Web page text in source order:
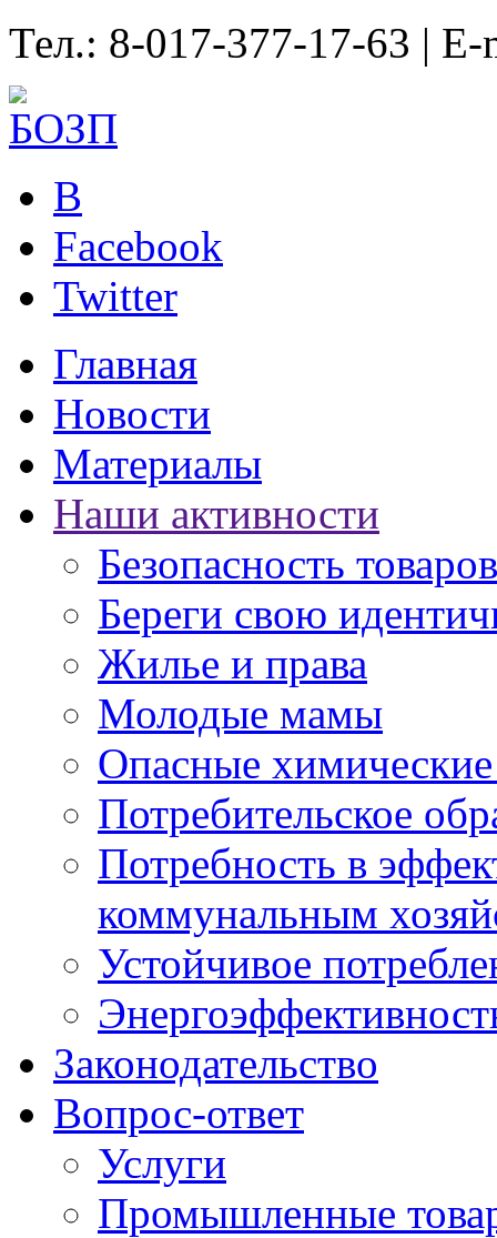
Тел.: 8-017-377-17-63 |
B
Facebook
Twitter
Главная
Новости
Материалы
Наши активности
Безопасность товаров
Береги свою
Жилье и права
Молодые мамы
Опасные
Потребительское
Потребность в
коммунальным
Устойчивое
Законодательство
Вопрос-ответ
Услуги
Промышленные